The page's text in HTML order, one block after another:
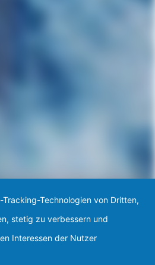
Technologien von Dritten,
stetig zu verbessern und
Interessen der Nutzer